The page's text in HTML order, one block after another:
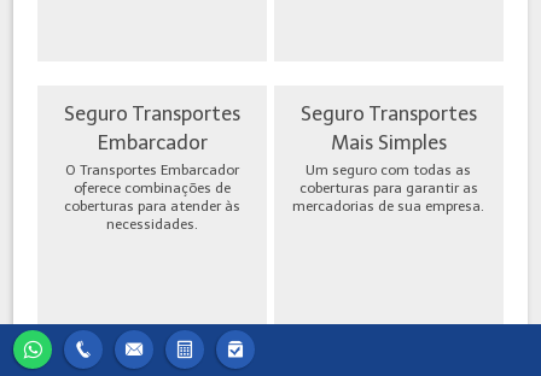
Seguro Transportes
Embarcador
O Transportes Embarcador
oferece combinações de
coberturas para atender às
necessidades.
Seguro Transportes
Mais Simples
Um seguro com todas as
coberturas para garantir as
mercadorias de sua empresa.